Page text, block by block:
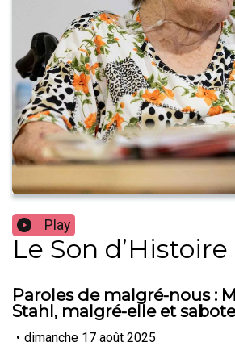
Play
Le Son d’Histoire
Paroles de malgré-nous :
Stahl, malgré-elle et
• dimanche 17 août 2025